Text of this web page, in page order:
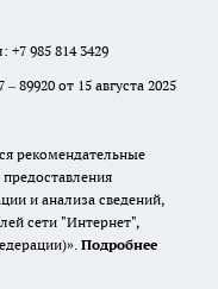
+7 985 814 3429
89920 от 15 августа 2025
рекомендательные
и анализа сведений,
сети "Интернет",
Подробнее